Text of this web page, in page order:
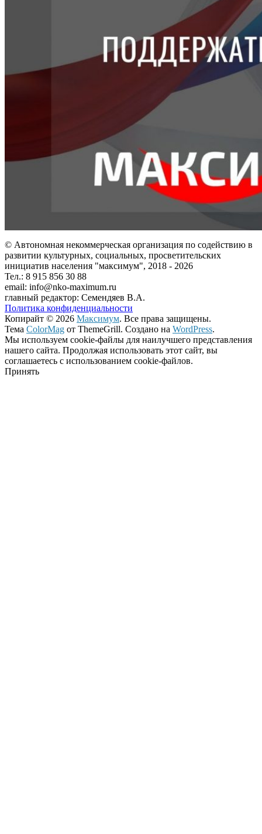
© Автономная некоммерческая организация по содействию в
развитии культурных, социальных, просветительских
инициатив населения "максимум", 2018 - 2026
Тел.: 8 915 856 30 88
email: info@nko-maximum.ru
главный редактор: Семендяев В.А.
Политика конфиденциальности
Копирайт © 2026 Максимум. Все права защищены.
Тема ColorMag от ThemeGrill. Создано на WordPress.
Мы используем cookie-файлы для наилучшего представления
нашего сайта. Продолжая использовать этот сайт, вы
соглашаетесь с использованием cookie-файлов.
Принять